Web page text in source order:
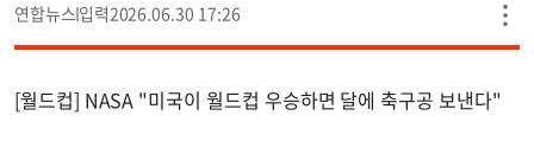
연합뉴스 2026.06.30 17:26
[월드컵] NASA "미국이 월드컵 우승하면 달에 축구공 보낸다"